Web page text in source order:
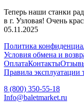
Теперь наши станки
в г. Узловая! Очень
05.11.2025
Политика
Условия обмена и
ОплатаКонтакты
Правила эксплуатации
8 (800) 350-55-18
Info@baletmarket.ru